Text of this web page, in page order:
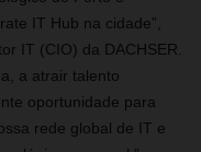
IT Hub na cidade”,
IT (CIO) da DACHSER.
a atrair talento
oportunidade para
rede global de IT e